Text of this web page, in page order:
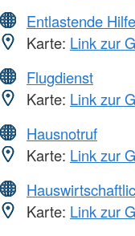
Entlastende
Karte: Link zur
Flugdienst
Karte: Link zur
Hausnotruf
Karte: Link zur
Karte: Link zur